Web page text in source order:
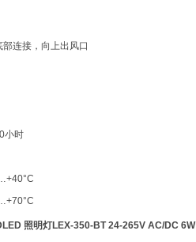
连接，向上出风口
小时
照明灯LEX-350-BT 24-265V AC/DC 6W